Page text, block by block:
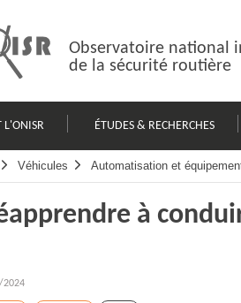
Observatoire national
de la sécurité routière
L'ONISR ÉTUDES & RECHERCHES
Véhicules Automatisation et
à
2024